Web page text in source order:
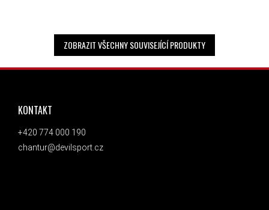
ZOBRAZIT VŠECHNY SOUVISEJÍCÍ PRODUKTY
ZÁPATÍ
KONTAKT
+420 774 000 190
chantur@devilsport.cz